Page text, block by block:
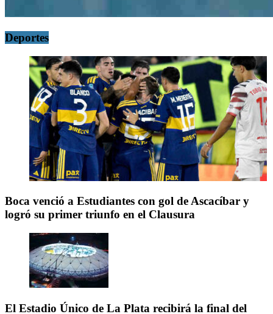
Deportes
Boca venció a Estudiantes con gol de Ascacíbar y
logró su primer triunfo en el Clausura
El Estadio Único de La Plata recibirá la final del